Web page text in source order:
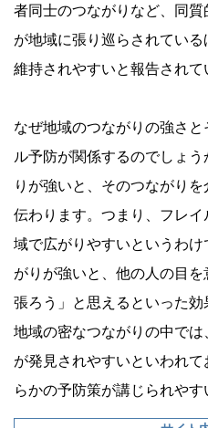
者同士のつながりなど、同
が地域に張り巡らされてい
維持されやすいと報告されて
なぜ地域のつながりの強さ
ル予防が関係するのでしょ
りが強いと、そのつながり
伝わります。つまり、フレ
域で広がりやすいというわ
がりが強いと、他の人の目
張ろう」と思えるといった効
地域の密なつながりの中で
が発見されやすいといわれ
らかの予防策が講じられやす